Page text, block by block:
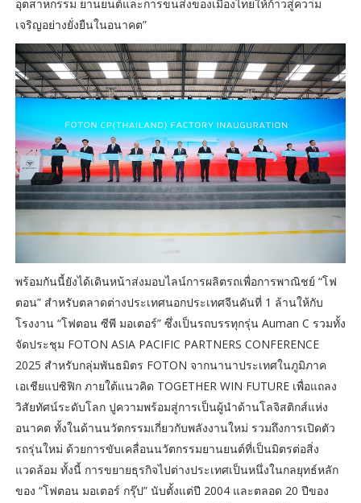
อุตสาหกรรม ยานยนต์และการขนส่งของเมืองไทยให้ก้าวสู่ความ
เจริญอย่างยั่งยืนในอนาคต”
พร้อมกันนี้ยังได้เดินหน้าส่งมอบไลน์การผลิตรถเพื่อการพาณิชย์ “โฟ
ตอน” สำหรับตลาดต่างประเทศนอกประเทศจีนคันที่ 1 ล้านให้กับ
โรงงาน “โฟตอน ซีพี มอเตอร์” ซึ่งเป็นรถบรรทุกรุ่น Auman C รวมทั้ง
จัดประชุม FOTON ASIA PACIFIC PARTNERS CONFERENCE
2025 สำหรับกลุ่มพันธมิตร FOTON จากนานาประเทศในภูมิภาค
เอเชียแปซิฟิก ภายใต้แนวคิด TOGETHER WIN FUTURE เพื่อแถลง
วิสัยทัศน์ระดับโลก ปูความพร้อมสู่การเป็นผู้นำด้านโลจิสติกส์แห่ง
อนาคต ทั้งในด้านนวัตกรรมเกี่ยวกับพลังงานใหม่ รวมถึงการเปิดตัว
รถรุ่นใหม่ ด้วยการขับเคลื่อนนวัตกรรมยานยนต์ที่เป็นมิตรต่อสิ่ง
แวดล้อม ทั้งนี้ การขยายธุรกิจไปต่างประเทศเป็นหนึ่งในกลยุทธ์หลัก
ของ “โฟตอน มอเตอร์ กรุ๊ป” นับตั้งแต่ปี 2004 และตลอด 20 ปีของ